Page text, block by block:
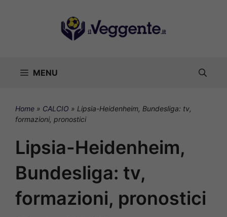
MENU
Home » CALCIO » Lipsia-Heidenheim, Bundesliga: tv,
formazioni, pronostici
Lipsia-Heidenheim,
Bundesliga: tv,
formazioni, pronostici